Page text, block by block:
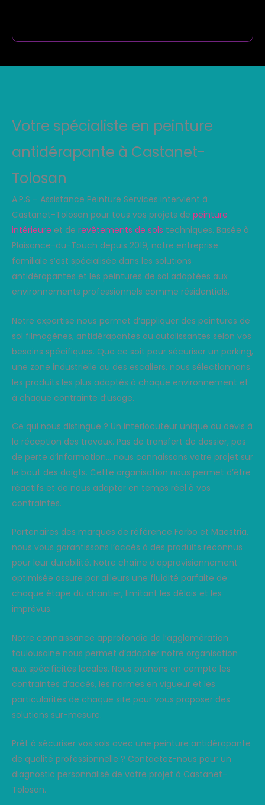
Votre spécialiste en peinture
antidérapante à Castanet-
Tolosan
A.P.S – Assistance Peinture Services intervient à
Castanet-Tolosan pour tous vos projets de peinture
intérieure et de revêtements de sols techniques. Basée à
Plaisance-du-Touch depuis 2019, notre entreprise
familiale s’est spécialisée dans les solutions
antidérapantes et les peintures de sol adaptées aux
environnements professionnels comme résidentiels.
Notre expertise nous permet d’appliquer des peintures de
sol filmogènes, antidérapantes ou autolissantes selon vos
besoins spécifiques. Que ce soit pour sécuriser un parking,
une zone industrielle ou des escaliers, nous sélectionnons
les produits les plus adaptés à chaque environnement et
à chaque contrainte d’usage.
Ce qui nous distingue ? Un interlocuteur unique du devis à
la réception des travaux. Pas de transfert de dossier, pas
de perte d’information… nous connaissons votre projet sur
le bout des doigts. Cette organisation nous permet d’être
réactifs et de nous adapter en temps réel à vos
contraintes.
Partenaires des marques de référence Forbo et Maestria,
nous vous garantissons l’accès à des produits reconnus
pour leur durabilité. Notre chaîne d’approvisionnement
optimisée assure par ailleurs une fluidité parfaite de
chaque étape du chantier, limitant les délais et les
imprévus.
Notre connaissance approfondie de l’agglomération
toulousaine nous permet d’adapter notre organisation
aux spécificités locales. Nous prenons en compte les
contraintes d’accès, les normes en vigueur et les
particularités de chaque site pour vous proposer des
solutions sur-mesure.
Prêt à sécuriser vos sols avec une peinture antidérapante
de qualité professionnelle ? Contactez-nous pour un
diagnostic personnalisé de votre projet à Castanet-
Tolosan.